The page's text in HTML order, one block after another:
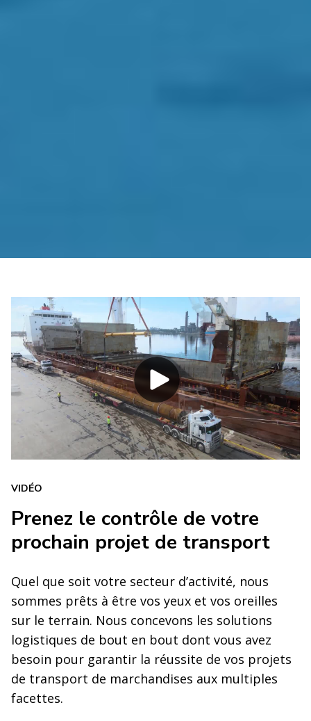
VIDÉO
Prenez le contrôle de votre
prochain projet de transport
Quel que soit votre secteur d’activité, nous
sommes prêts à être vos yeux et vos oreilles
sur le terrain. Nous concevons les solutions
logistiques de bout en bout dont vous avez
besoin pour garantir la réussite de vos projets
de transport de marchandises aux multiples
facettes.